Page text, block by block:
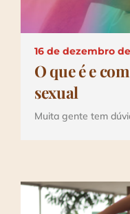
16 de dezembro
O que é e
sexual
Muita gente tem